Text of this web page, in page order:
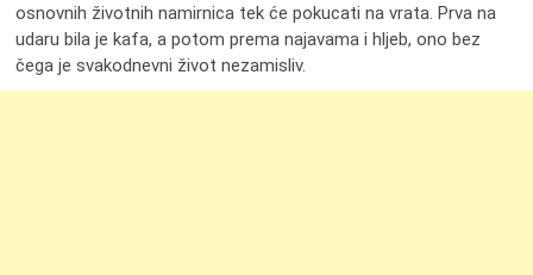
osnovnih životnih namirnica tek će pokucati na vrata. Prva na
udaru bila je kafa, a potom prema najavama i hljeb, ono bez
čega je svakodnevni život nezamisliv.